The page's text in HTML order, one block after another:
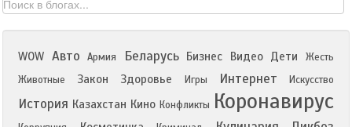
WOW Авто Армия Беларусь Бизнес Видео Дети
Жесть
Животные
Закон Здоровье Игры Интернет Искусство
История Казахстан Кино Конфликты Коронавирус